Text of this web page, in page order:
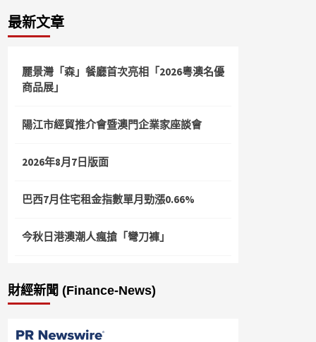
最新文章
麗景灣「森」餐廳首次亮相「2026粵澳名優
商品展」
陽江市經貿推介會暨澳門企業家座談會
2026年8月7日版面
巴西7月住宅租金指數單月勁漲0.66%
今秋日港澳潮人瘋搶「彎刀褲」
財經新聞 (Finance-News)